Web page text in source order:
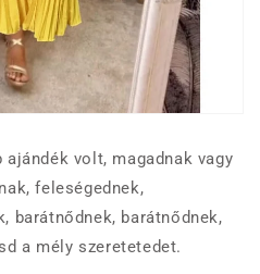
ajándék volt, magadnak vagy
feleségednek,
barátnődnek, barátnődnek,
a mély szeretetedet.